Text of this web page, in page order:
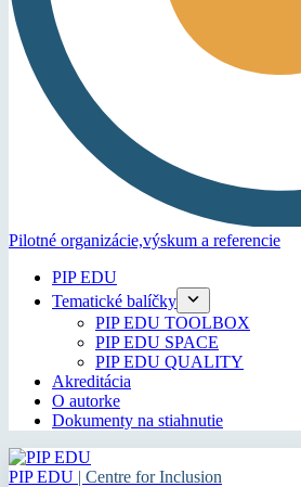
Pilotné organizácie,výskum a referencie
PIP EDU
Tematické balíčky
PIP EDU TOOLBOX
PIP EDU SPACE
PIP EDU QUALITY
Akreditácia
O autorke
Dokumenty na stiahnutie
PIP EDU | Centre for Inclusion